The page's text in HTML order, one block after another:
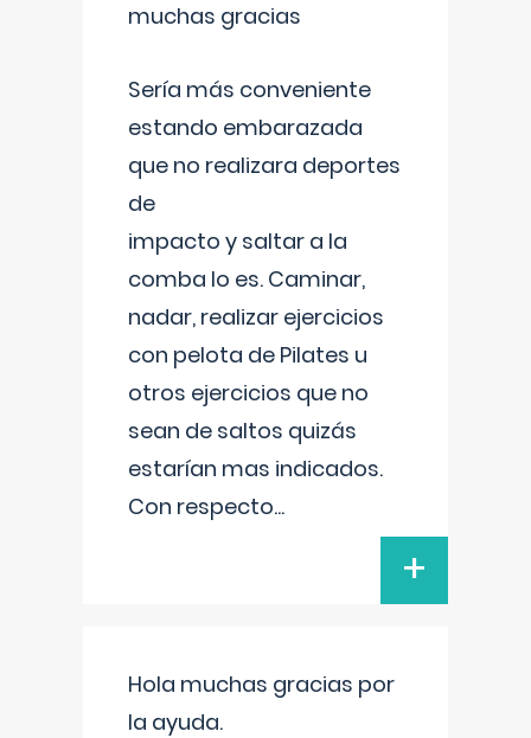
muchas gracias
Sería más conveniente
estando embarazada
que no realizara deportes
de
impacto y saltar a la
comba lo es. Caminar,
nadar, realizar ejercicios
con pelota de Pilates u
otros ejercicios que no
sean de saltos quizás
estarían mas indicados.
Con respecto...
+
Hola muchas gracias por
la ayuda.